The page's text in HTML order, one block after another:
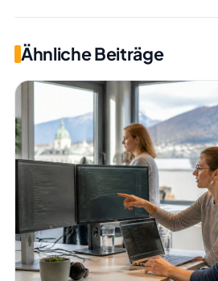
Ähnliche Beiträge